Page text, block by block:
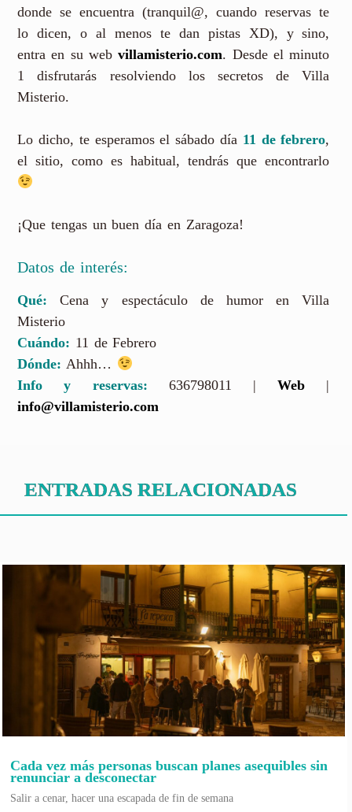
donde se encuentra (tranquil@, cuando reservas te
lo dicen, o al menos te dan pistas XD), y sino,
entra en su webvillamisterio.com. Desde el minuto
1 disfrutarás resolviendo los secretos de Villa
Misterio.
Lo dicho, te esperamos el sábado día 11 de febrero,
el sitio, como es habitual, tendrás que encontrarlo
¡Que tengas un buen día en Zaragoza!
Datos de interés:
Qué: Cena y espectáculo de humor en Villa
Misterio
Cuándo: 11 de Febrero
Dónde: Ahhh…
Info y reservas: 636798011 |Web |
info@villamisterio.com
ENTRADAS RELACIONADAS
Cada vez más personas buscan planes asequibles sin
renunciar a desconectar
Salir a cenar, hacer una escapada de fin de semana